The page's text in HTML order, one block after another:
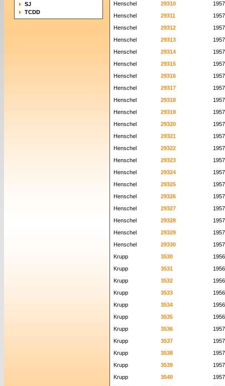
SJ
TCDD
Henschel
29310
1957
Henschel
29311
1957
Henschel
29312
1957
Henschel
29313
1957
Henschel
29314
1957
Henschel
29315
1957
Henschel
29316
1957
Henschel
29317
1957
Henschel
29318
1957
Henschel
29319
1957
Henschel
29320
1957
Henschel
29321
1957
Henschel
29322
1957
Henschel
29323
1957
Henschel
29324
1957
Henschel
29325
1957
Henschel
29326
1957
Henschel
29327
1957
Henschel
29328
1957
Henschel
29329
1957
Henschel
29330
1957
Krupp
3530
1956
Krupp
3531
1956
Krupp
3532
1956
Krupp
3533
1956
Krupp
3534
1956
Krupp
3535
1956
Krupp
3536
1957
Krupp
3537
1957
Krupp
3538
1957
Krupp
3539
1957
Krupp
3540
1957